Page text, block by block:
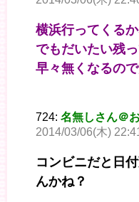
横浜行ってくる
でもだいたい残
早々無くなるの
724: 名無しさん＠
2014/03/06(木)
コンビニだと日
んかね？